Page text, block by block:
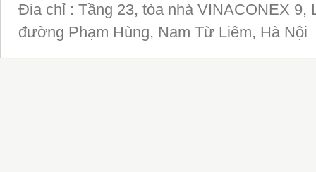
Đia chỉ : Tầng 23, tòa nhà VINACONEX 9,
đường Phạm Hùng, Nam Từ Liêm, Hà Nội